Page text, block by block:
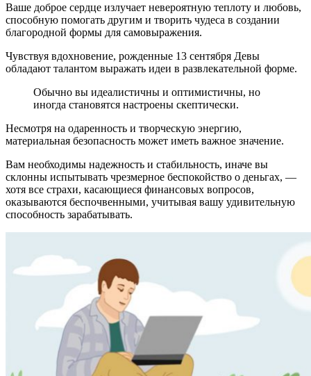
Ваше доброе сердце излучает невероятную теплоту и любовь,
способную помогать другим и творить чудеса в создании
благородной формы для самовыражения.
Чувствуя вдохновение, рожденные 13 сентября Девы
обладают талантом выражать идеи в развлекательной форме.
Обычно вы идеалистичны и оптимистичны, но
иногда становятся настроены скептически.
Несмотря на одаренность и творческую энергию,
материальная безопасность может иметь важное значение.
Вам необходимы надежность и стабильность, иначе вы
склонны испытывать чрезмерное беспокойство о деньгах, —
хотя все страхи, касающиеся финансовых вопросов,
оказываются беспочвенными, учитывая вашу удивительную
способность зарабатывать.